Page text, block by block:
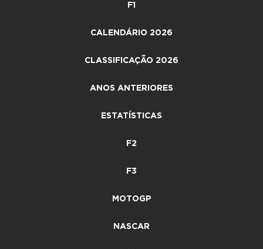
F1
CALENDÁRIO 2026
CLASSIFICAÇÃO 2026
ANOS ANTERIORES
ESTATÍSTICAS
F2
F3
MOTOGP
NASCAR